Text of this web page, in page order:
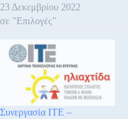
23 Δεκεμβρίου 2022
σε "Επιλογές"
Συνεργασία ΙΤΕ –